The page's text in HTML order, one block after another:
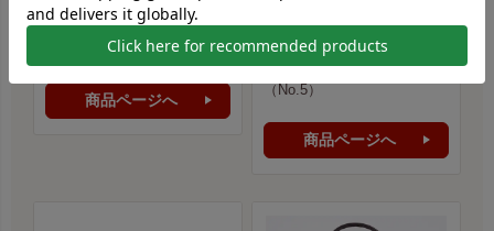
印刷サイズ：はがきサイズ
本体色：花菱／からし
白（No.2）
商品ページへ
イズ
本体色： 白
印刷色：黒（No.1）・朱
（No.5）
商品ページへ